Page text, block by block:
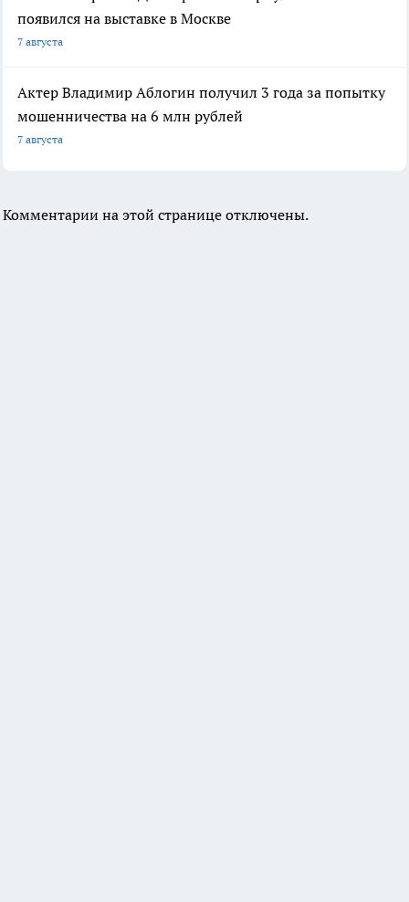
появился на выставке в Москве
7 августа
Актер Владимир Аблогин получил 3 года за попытку
мошенничества на 6 млн рублей
7 августа
Комментарии на этой странице отключены.